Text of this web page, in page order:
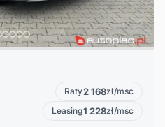
Raty2 168zł/msc
Leasing1 228zł/msc